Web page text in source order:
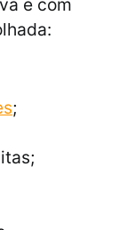
e com
;